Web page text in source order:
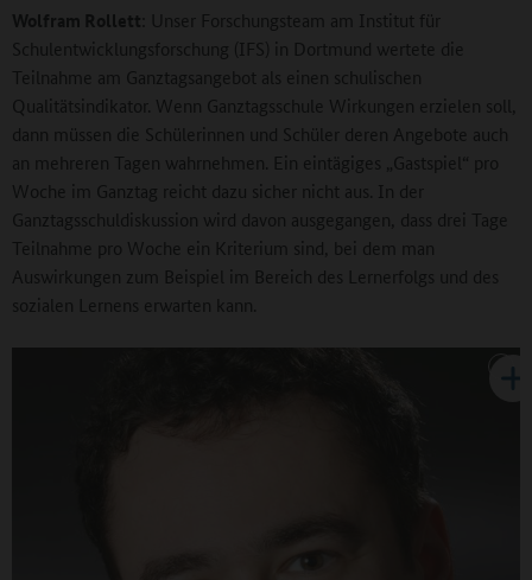
Wolfram Rollett : Unser Forschungsteam am Institut für
Schulentwicklungsforschung (IFS) in Dortmund wertete die
Teilnahme am Ganztagsangebot als einen schulischen
Qualitätsindikator. Wenn Ganztagsschule Wirkungen erzielen soll,
dann müssen die Schülerinnen und Schüler deren Angebote auch
an mehreren Tagen wahrnehmen. Ein eintägiges „Gastspiel“ pro
Woche im Ganztag reicht dazu sicher nicht aus. In der
Ganztagsschuldiskussion wird davon ausgegangen, dass drei Tage
Teilnahme pro Woche ein Kriterium sind, bei dem man
Auswirkungen zum Beispiel im Bereich des Lernerfolgs und des
sozialen Lernens erwarten kann.